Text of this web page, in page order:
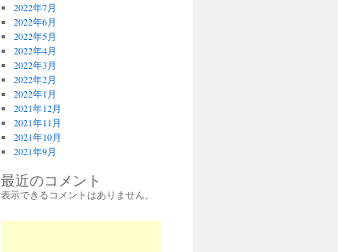
2022年7月
2022年6月
2022年5月
2022年4月
2022年3月
2022年2月
2022年1月
2021年12月
2021年11月
2021年10月
2021年9月
最近のコメント
表示できるコメントはありません。